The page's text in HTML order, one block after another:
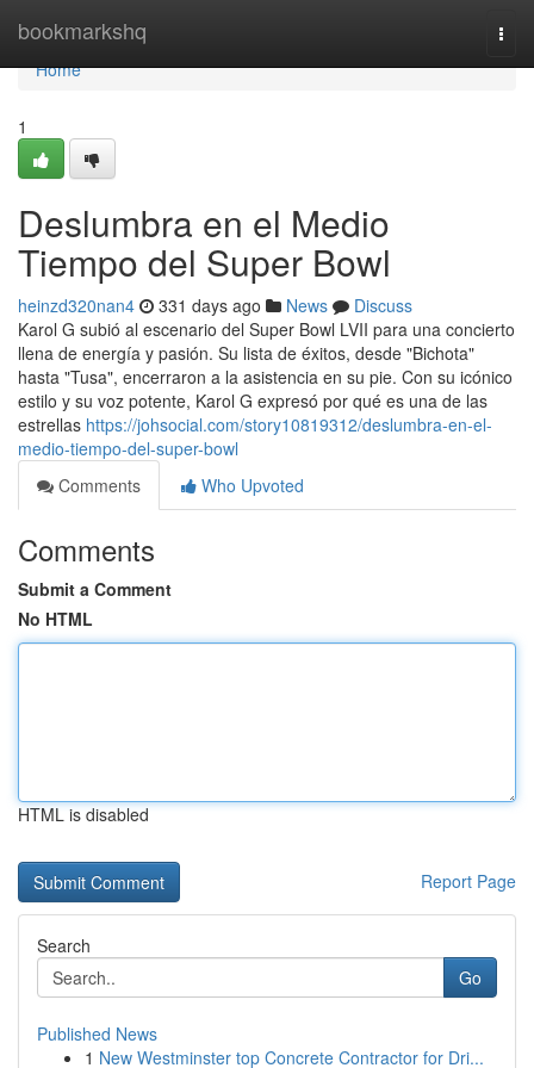
bookmarkshq
Home
Home
1
Deslumbra en el Medio
Tiempo del Super Bowl
heinzd320nan4 331 days ago News
Discuss
Karol G subió al escenario del Super Bowl LVII para una concierto
llena de energía y pasión. Su lista de éxitos, desde "Bichota"
hasta "Tusa", encerraron a la asistencia en su pie. Con su icónico
estilo y su voz potente, Karol G expresó por qué es una de las
estrellas https://johsocial.com/story10819312/deslumbra-en-el-
medio-tiempo-del-super-bowl
Comments
Who Upvoted
Comments
Submit a Comment
No HTML
HTML is disabled
Report Page
Search
Go
Published News
1 New Westminster top Concrete Contractor for Dri...